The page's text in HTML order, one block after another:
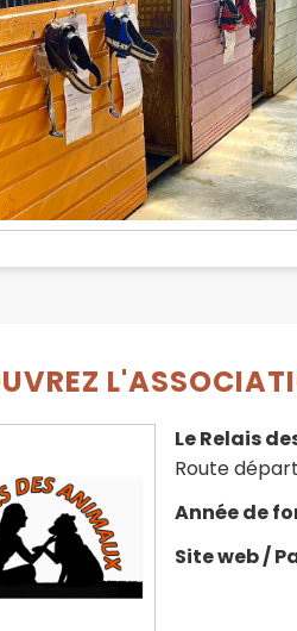
Le Relais
Route
Année de
Site web /